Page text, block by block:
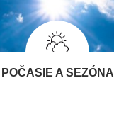
POČASIE A SEZÓNA